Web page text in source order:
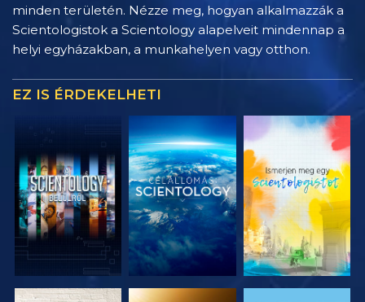
minden területén. Nézze meg, hogyan alkalmazzák a
Scientologistok a Scientology alapelveit mindennap a
helyi egyházakban, a munkahelyen vagy otthon.
EZ IS ÉRDEKELHETI